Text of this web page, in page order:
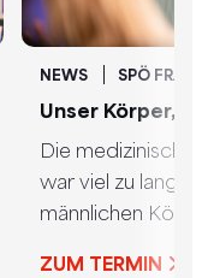
NEWS SPÖ
Unser Körper,
Die medizinische
war viel zu lange
männlichen
ZUM TERMIN